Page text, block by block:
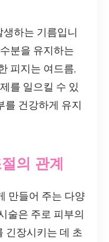
하는 기름입니
분을 유지하는
피지는 여드름,
를 일으킬 수 있
를 건강하게 유지
의 관계
만들어 주는 다양
술은 주로 피부의
긴장시키는 데 초